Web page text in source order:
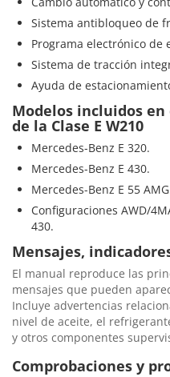
Sistema antibloqueo de
Programa electrónico de
Sistema de tracción
Ayuda de
Modelos incluidos
de la Clase E W210
Mercedes-Benz E 320.
Mercedes-Benz E 430.
Mercedes-Benz E 55
Configuraciones AWD/
430.
Mensajes,
El manual reproduce las
mensajes que pueden
Incluye advertencias
nivel de aceite, el
y otros componentes
Comprobaciones y